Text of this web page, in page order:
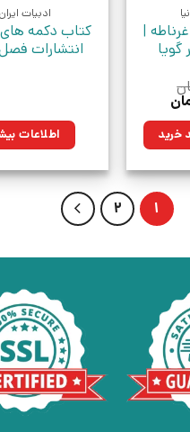
|
گویا
قیمت
۶۰,۴۰۰تومان.خرید
ادبیات ایران
کتاب دکمه های
انتشارات
اطلاعات
1
2